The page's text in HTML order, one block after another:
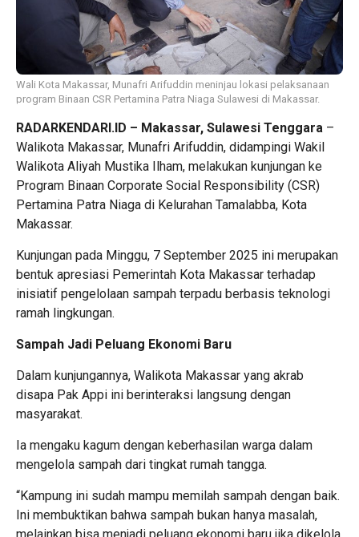
Wali Kota Makassar, Munafri Arifuddin meninjau lokasi pelaksanaan
program Binaan CSR Pertamina Patra Niaga Sulawesi di Makassar.
RADARKENDARI.ID – Makassar, Sulawesi Tenggara –
Walikota Makassar, Munafri Arifuddin, didampingi Wakil
Walikota Aliyah Mustika Ilham, melakukan kunjungan ke
Program Binaan Corporate Social Responsibility (CSR)
Pertamina Patra Niaga di Kelurahan Tamalabba, Kota
Makassar.
Kunjungan pada Minggu, 7 September 2025 ini merupakan
bentuk apresiasi Pemerintah Kota Makassar terhadap
inisiatif pengelolaan sampah terpadu berbasis teknologi
ramah lingkungan.
Sampah Jadi Peluang Ekonomi Baru
Dalam kunjungannya, Walikota Makassar yang akrab
disapa Pak Appi ini berinteraksi langsung dengan
masyarakat.
Ia mengaku kagum dengan keberhasilan warga dalam
mengelola sampah dari tingkat rumah tangga.
“Kampung ini sudah mampu memilah sampah dengan baik.
Ini membuktikan bahwa sampah bukan hanya masalah,